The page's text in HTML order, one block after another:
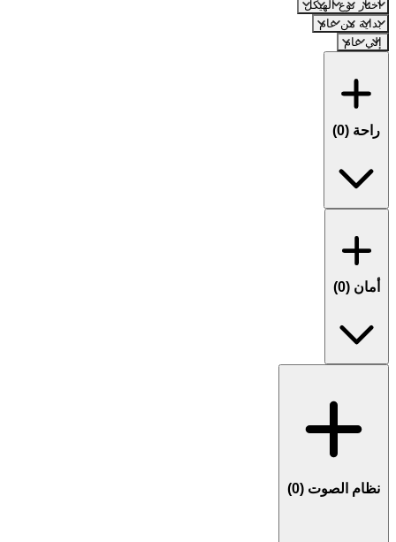
اختار نوع الهيكل
بداية من عام
إلي عام
راحة (0
)
أمان (0
)
نظام الصوت (0
)